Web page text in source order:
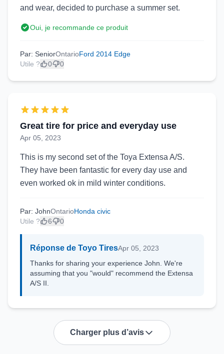
and wear, decided to purchase a summer set.
Oui, je recommande ce produit
Par: SeniorOntarioFord 2014 Edge
Utile ?
0 0
Great tire for price and everyday use
Apr 05, 2023
This is my second set of the Toya Extensa A/S.
They have been fantastic for every day use and
even worked ok in mild winter conditions.
Par: JohnOntarioHonda civic
Utile ?
6 0
Réponse de Toyo TiresApr 05, 2023
Thanks for sharing your experience John. We're
assuming that you "would" recommend the Extensa
A/S II.
Charger plus d’avis